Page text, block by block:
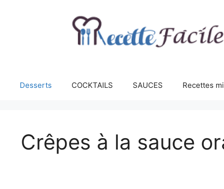
Desserts COCKTAILS SAUCES Recettes
Crêpes à la sauce